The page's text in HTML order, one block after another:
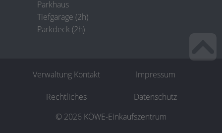
Parkhaus
Tiefgarage (2h)
Parkdeck (2h)
© 2026 KÖWE-Einkaufszentrum
Verwaltung Kontakt Impressum
Rechtliches Datenschutz